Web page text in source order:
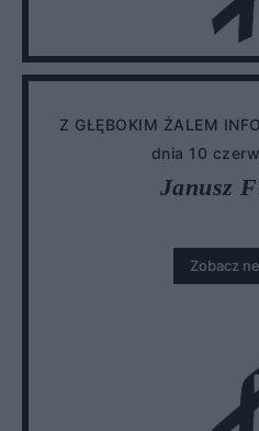
Z GŁĘBOKIM ŻALEM
dnia 10
Janusz
Zobacz